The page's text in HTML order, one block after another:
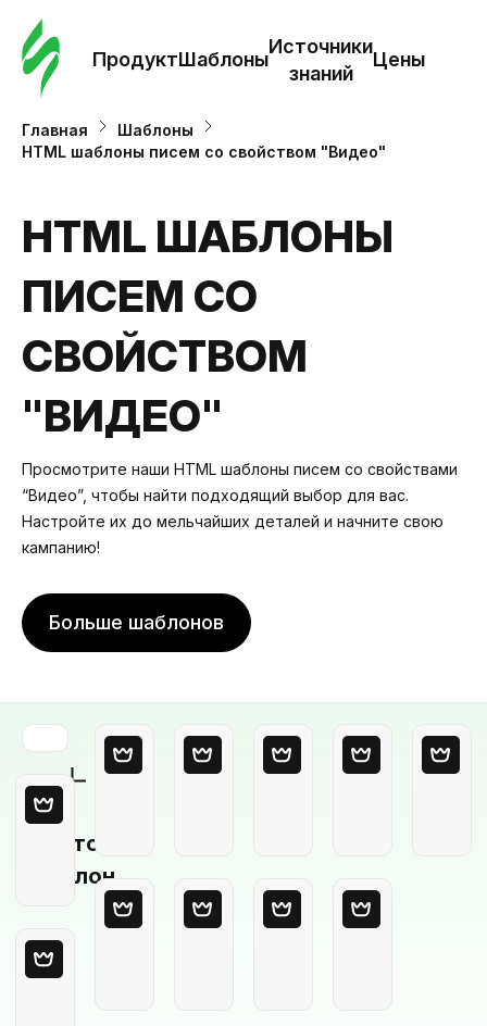
ПродуктШаблоны
Источники
знаний
Цены
Главная
Шаблоны
HTML шаблоны писем со свойством "Видео"
HTML ШАБЛОНЫ
ПИСЕМ СО
СВОЙСТВОМ
"ВИДЕО"
Просмотрите наши HTML шаблоны писем cо свойствами
“Видео”, чтобы найти подходящий выбор для вас.
Настройте их до мельчайших деталей и начните свою
кампанию!
Больше шаблонов
Пустой
шаблон